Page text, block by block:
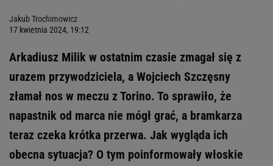
Jakub Trochimowicz
17 kwietnia 2024, 19:12
Arkadiusz Milik w ostatnim czasie zmagał się z
urazem przywodziciela, a Wojciech Szczęsny
złamał nos w meczu z Torino. To sprawiło, że
napastnik od marca nie mógł grać, a bramkarza
teraz czeka krótka przerwa. Jak wygląda ich
obecna sytuacja? O tym poinformowały włoskie